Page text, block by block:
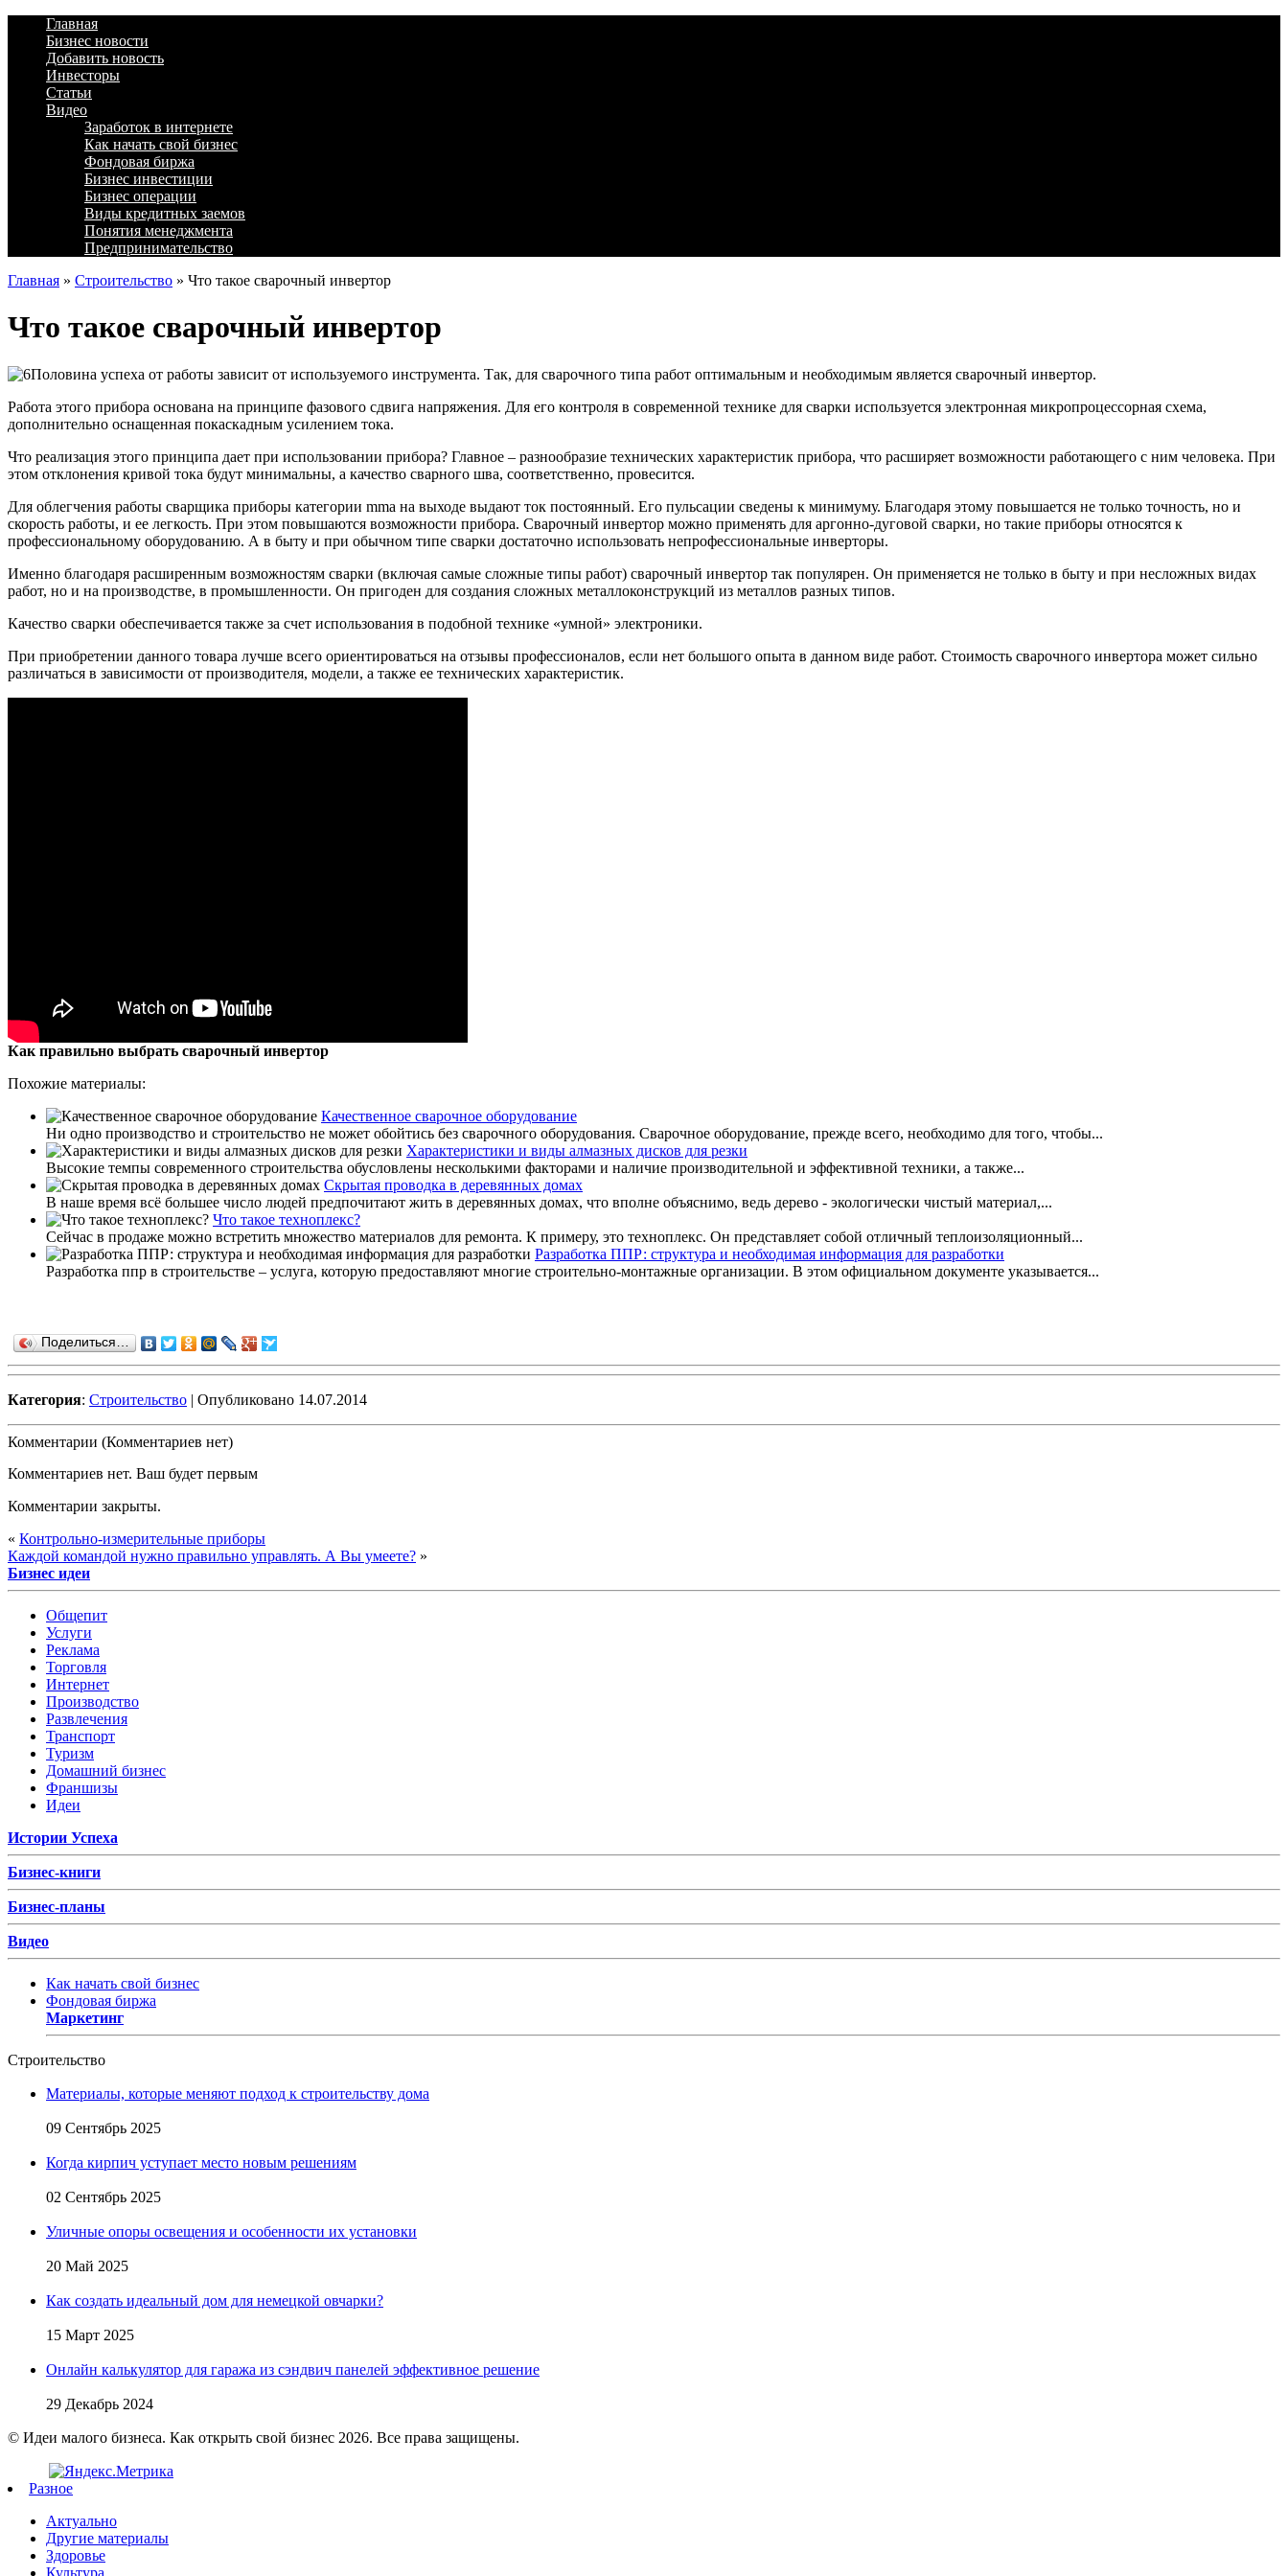
Главная
Бизнес новости
Добавить новость
Инвесторы
Статьи
Видео
Заработок в интернете
Как начать свой бизнес
Фондовая биржа
Бизнес инвестиции
Бизнес операции
Виды кредитных заемов
Понятия менеджмента
Предпринимательство
Главная » Строительство » Что такое сварочный инвертор
Что такое сварочный инвертор
Половина успеха от работы зависит от используемого инструмента. Так, для сварочного типа работ оптимальным и необходимым является сварочный инвертор.
Работа этого прибора основана на принципе фазового сдвига напряжения. Для его контроля в современной технике для сварки используется электронная микропроцессорная схема,
дополнительно оснащенная покаскадным усилением тока.
Что реализация этого принципа дает при использовании прибора? Главное – разнообразие технических характеристик прибора, что расширяет возможности работающего с ним человека. При
этом отклонения кривой тока будут минимальны, а качество сварного шва, соответственно, провесится.
Для облегчения работы сварщика приборы категории mma на выходе выдают ток постоянный. Его пульсации сведены к минимуму. Благодаря этому повышается не только точность, но и
скорость работы, и ее легкость. При этом повышаются возможности прибора. Сварочный инвертор можно применять для аргонно-дуговой сварки, но такие приборы относятся к
профессиональному оборудованию. А в быту и при обычном типе сварки достаточно использовать непрофессиональные инверторы.
Именно благодаря расширенным возможностям сварки (включая самые сложные типы работ) сварочный инвертор так популярен. Он применяется не только в быту и при несложных видах
работ, но и на производстве, в промышленности. Он пригоден для создания сложных металлоконструкций из металлов разных типов.
Качество сварки обеспечивается также за счет использования в подобной технике «умной» электроники.
При приобретении данного товара лучше всего ориентироваться на отзывы профессионалов, если нет большого опыта в данном виде работ. Стоимость сварочного инвертора может сильно
различаться в зависимости от производителя, модели, а также ее технических характеристик.
Как правильно выбрать сварочный инвертор
Похожие материалы:
Качественное сварочное оборудование
Ни одно производство и строительство не может обойтись без сварочного оборудования. Сварочное оборудование, прежде всего, необходимо для того, чтобы...
Характеристики и виды алмазных дисков для резки
Высокие темпы современного строительства обусловлены несколькими факторами и наличие производительной и эффективной техники, а также...
Скрытая проводка в деревянных домах
В наше время всё большее число людей предпочитают жить в деревянных домах, что вполне объяснимо, ведь дерево - экологически чистый материал,...
Что такое техноплекс?
Сейчас в продаже можно встретить множество материалов для ремонта. К примеру, это техноплекс. Он представляет собой отличный теплоизоляционный...
Разработка ППР: структура и необходимая информация для разработки
Разработка ппр в строительстве – услуга, которую предоставляют многие строительно-монтажные организации. В этом официальном документе указывается...
Поделиться…
Категория: Строительство | Опубликовано 14.07.2014
Комментарии (Комментариев нет)
Комментариев нет. Ваш будет первым
Комментарии закрыты.
« Контрольно-измерительные приборы
Каждой командой нужно правильно управлять. А Вы умеете? »
Бизнес идеи
Общепит
Услуги
Реклама
Торговля
Интернет
Производство
Развлечения
Транспорт
Туризм
Домашний бизнес
Франшизы
Идеи
Истории Успеха
Бизнес-книги
Бизнес-планы
Видео
Как начать свой бизнес
Фондовая биржа
Маркетинг
Строительство
Материалы, которые меняют подход к строительству дома
09 Сентябрь 2025
Когда кирпич уступает место новым решениям
02 Сентябрь 2025
Уличные опоры освещения и особенности их установки
20 Май 2025
Как создать идеальный дом для немецкой овчарки?
15 Март 2025
Онлайн калькулятор для гаража из сэндвич панелей эффективное решение
29 Декабрь 2024
© Идеи малого бизнеса. Как открыть свой бизнес 2026. Все права защищены.
Разное
Актуально
Другие материалы
Здоровье
Культура